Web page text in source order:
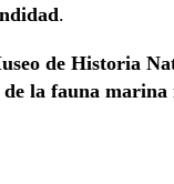
.
de Historia
la fauna